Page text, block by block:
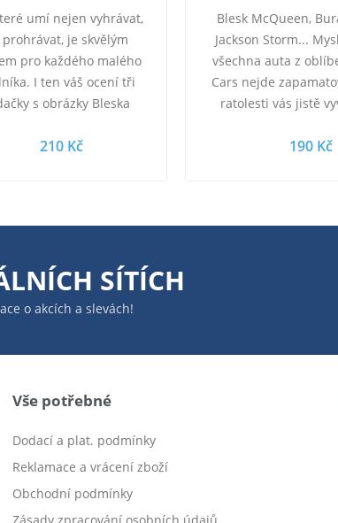
umí nejen vyhrávat,
je skvělým
pro každého malého
I ten váš ocení tři
s obrázky Bleska
Cruz Ramirezové a…
210 Kč
Blesk McQueen,
Jackson Storm...
všechna auta z
Cars nejde
ratolesti vás jistě
autíčkovým …
190 Kč
SÍTÍCH
o akcích a slevách!
Vše potřebné
Dodací a plat. podmínky
Reklamace a vrácení zboží
Obchodní podmínky
Zásady zpracování osobních údajů